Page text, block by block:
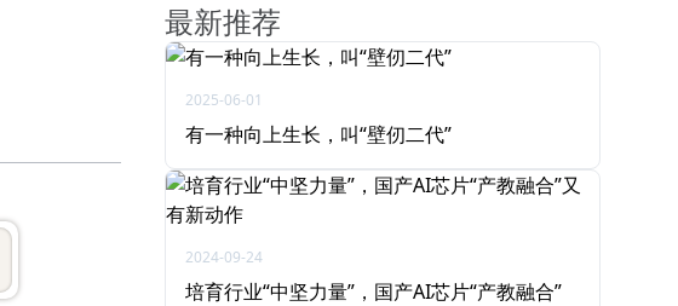
最新推荐
2025-06-01
有一种向上生长，叫“壁仞二代”
2024-09-24
培育行业“中坚力量”，国产AI芯片“产教融合”